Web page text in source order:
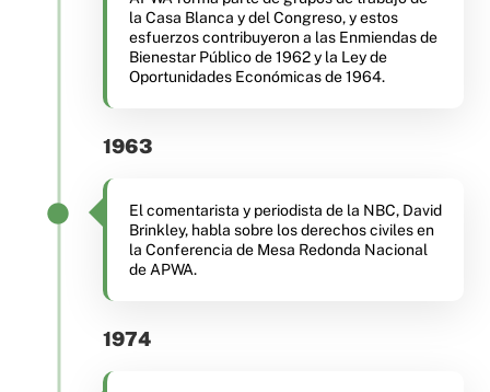
la Casa Blanca y del Congreso, y estos
esfuerzos contribuyeron a las Enmiendas de
Bienestar Público de 1962 y la Ley de
Oportunidades Económicas de 1964.
1963
El comentarista y periodista de la NBC, David
Brinkley, habla sobre los derechos civiles en
la Conferencia de Mesa Redonda Nacional
de APWA.
1974